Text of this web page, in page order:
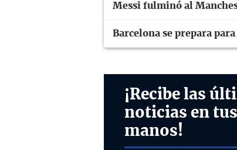
Messi fulminó al
Barcelona se prepara
¡Recibe las
noticias en
manos!